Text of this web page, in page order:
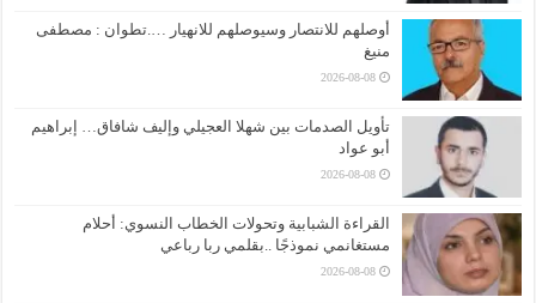
أوصلهم للانتصار وسيوصلهم للانهيار ….تطوان : مصطفى
منيغ
2026-08-08
تأويل الصدمات بين شهلا العجيلي وإليف شافاق… إبراهيم
أبو عواد
2026-08-08
القراءة الشبابية وتحولات الخطاب النسوي: أحلام
مستغانمي نموذجًا ..بقلمي ربا رباعي
2026-08-08